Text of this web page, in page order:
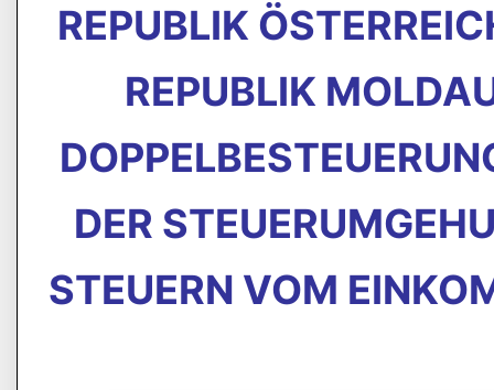
REPUBLIK
REPUBLIK
DER
STEUERN VOM